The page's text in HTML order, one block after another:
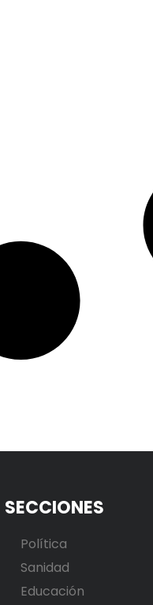
SECCIONES
Política
Sanidad
Educación